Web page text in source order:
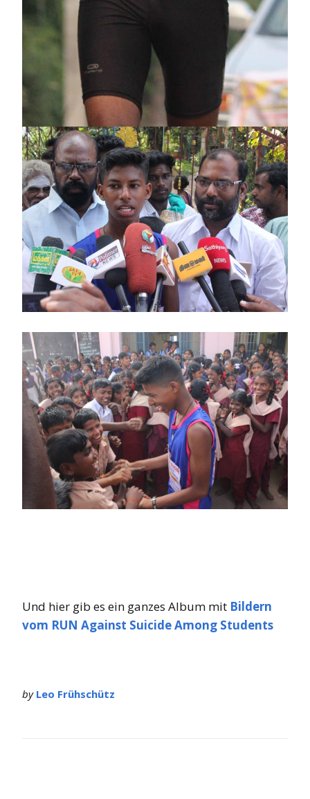
Und hier gib es ein ganzes Album mit Bildern
vom RUN Against Suicide Among Students
by Leo Frühschütz